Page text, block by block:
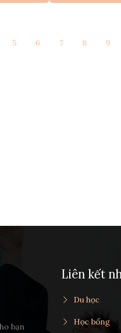
Interlink
5 6 7 8 9
bạn
Liên kết
Du học
Học bổng